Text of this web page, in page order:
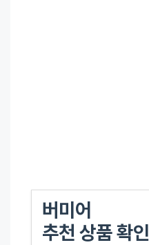
버미어
추천 상품 확인